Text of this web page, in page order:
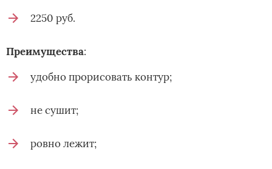
2250 руб.
Преимущества:
удобно прорисовать контур;
не сушит;
ровно лежит;